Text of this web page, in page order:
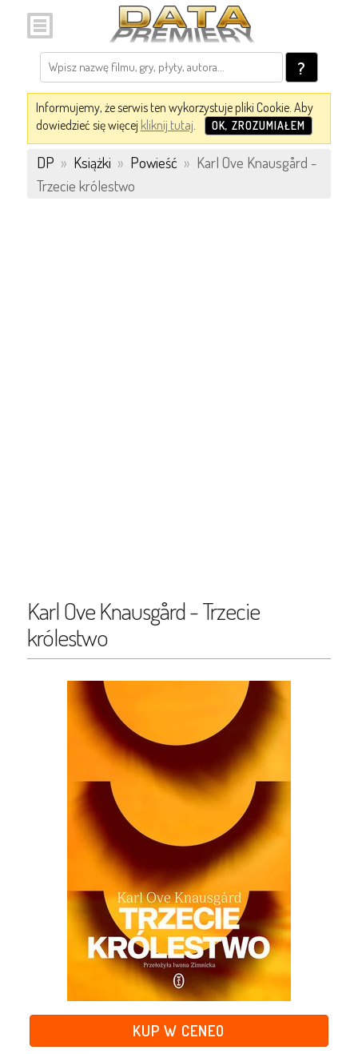
?
Informujemy, że serwis ten wykorzystuje pliki Cookie. Aby
dowiedzieć się więcej kliknij tutaj. OK, ZROZUMIAŁEM
DP » Książki » Powieść » Karl Ove Knausgård -
Trzecie królestwo
Karl Ove Knausgård - Trzecie
królestwo
KUP W CENEO